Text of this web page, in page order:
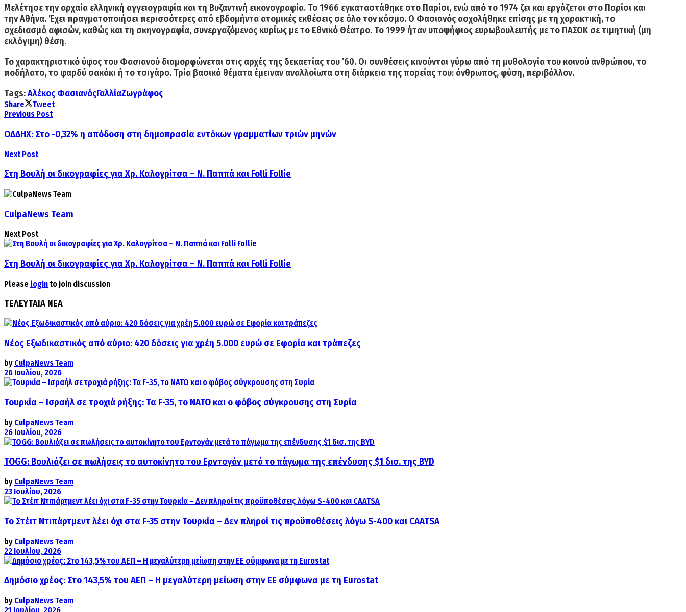
Μελέτησε την αρχαία ελληνική αγγειογραφία και τη Βυζαντινή εικονογραφία. Το 1966 εγκαταστάθηκε στο Παρίσι, ενώ από το 1974 ζει και εργάζεται στο Παρίσι και
την Αθήνα. Έχει πραγματοποιήσει περισσότερες από εβδομήντα ατομικές εκθέσεις σε όλο τον κόσμο. Ο Φασιανός ασχολήθηκε επίσης με τη χαρακτική, το
σχεδιασμό αφισών, καθώς και τη σκηνογραφία, συνεργαζόμενος κυρίως με το Εθνικό Θέατρο. Το 1999 ήταν υποψήφιος ευρωβουλευτής με το ΠΑΣΟΚ σε τιμητική (μη
εκλόγιμη) θέση.
Το χαρακτηριστικό ύφος του Φασιανού διαμορφώνεται στις αρχές της δεκαετίας του ’60. Οι συνθέσεις κινούνται γύρω από τη μυθολογία του κοινού ανθρώπου, το
ποδήλατο, το φαρδύ σακάκι ή το τσιγάρο. Τρία βασικά θέματα έμειναν αναλλοίωτα στη διάρκεια της πορείας του: άνθρωπος, φύση, περιβάλλον.
Tags:Αλέκος ΦασιανόςΓαλλίαΖωγράφος
Share
Tweet
Previous Post
ΟΔΔΗΧ: Στο -0,32% η απόδοση στη δημοπρασία εντόκων γραμματίων τριών μηνών
Next Post
Στη Βουλή οι δικογραφίες για Χρ. Καλογρίτσα – Ν. Παππά και Folli Follie
CulpaNews Team
Next Post
Στη Βουλή οι δικογραφίες για Χρ. Καλογρίτσα – Ν. Παππά και Folli Follie
Please login to join discussion
ΤΕΛΕΥΤΑΙΑ ΝΕΑ
Νέος Εξωδικαστικός από αύριο: 420 δόσεις για χρέη 5.000 ευρώ σε Εφορία και τράπεζες
by CulpaNews Team
26 Ιουλίου, 2026
Τουρκία – Ισραήλ σε τροχιά ρήξης: Τα F-35, το ΝΑΤΟ και ο φόβος σύγκρουσης στη Συρία
by CulpaNews Team
26 Ιουλίου, 2026
TOGG: Βουλιάζει σε πωλήσεις το αυτοκίνητο του Ερντογάν μετά το πάγωμα της επένδυσης $1 δισ. της BYD
by CulpaNews Team
23 Ιουλίου, 2026
Το Στέιτ Ντιπάρτμεντ λέει όχι στα F-35 στην Τουρκία – Δεν πληροί τις προϋποθέσεις λόγω S-400 και CAATSA
by CulpaNews Team
22 Ιουλίου, 2026
Δημόσιο χρέος: Στο 143,5% του ΑΕΠ – Η μεγαλύτερη μείωση στην ΕΕ σύμφωνα με τη Eurostat
by CulpaNews Team